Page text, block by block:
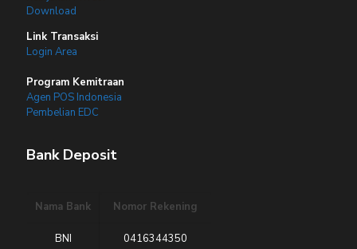
Download
Link Transaksi
Login Area
Program Kemitraan
Agen POS Indonesia
Pembelian EDC
Bank Deposit
Nama Bank Nomor Rekening
BNI 0416344350